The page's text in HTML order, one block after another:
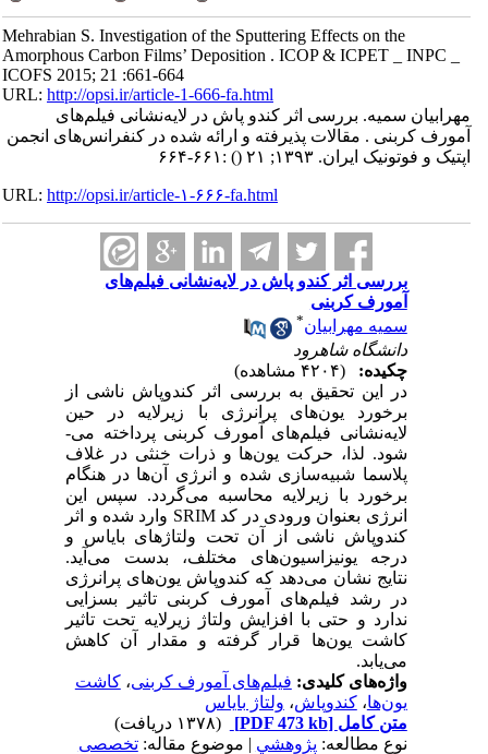
Mehrabian S. Investigation of the Sputtering Effects on the
Amorphous Carbon Films’ Deposition . ICOP & ICPET _ INPC _
ICOFS 2015; 21 :661-664
URL:http://opsi.ir/article-1-666-fa.html
مهرابیان سمیه. بررسی اثر کندو پاش در لایه‌نشانی فیلم‌های
آمورف کربنی . مقالات پذیرفته و ارائه شده در کنفرانس‌های انجمن
اپتیک و فوتونیک ایران. ۱۳۹۳; ۲۱
() :۶۶۱-۶۶۴
URL:http://opsi.ir/article-۱-۶۶۶-fa.html
بررسی اثر کندو پاش در لایه‌نشانی فیلم‌های
آمورف کربنی
سمیه مهرابیان *
دانشگاه شاهرود
چکیده:
در این تحقیق به بررسی اثر کندوپاش ناشی از
برخورد یون‌های پرانرژی با زیرلایه در حین
لایه‌نشانی فیلم‌های آمورف کربنی پرداخته می-
شود. لذا، حرکت یون‌ها و ذرات خنثی در غلاف
پلاسما شبیه‌سازی شده و انرژی آن‌ها در هنگام
برخورد با زیرلایه محاسبه می‌گردد. سپس این
انرژی بعنوان ورودی در کد SRIM وارد شده و اثر
کندوپاش ناشی از آن تحت ولتاژهای بایاس و
درجه یونیزاسیون‌های مختلف، بدست می‌آید.
نتایج نشان می‌دهد که کندوپاش یون‌های پرانرژی
در رشد فیلم‌های آمورف کربنی تاثیر بسزایی
ندارد و حتی با افزایش ولتاژ زیرلایه تحت تاثیر
کاشت یون‌ها قرار گرفته و مقدار آن کاهش
می‌یابد.
واژه‌های کلیدی:فیلم‌های آمورف کربنی،کاشت
یون‌ها،کندوپاش،ولتاژ بایاس
متن کامل[PDF 473 kb]
نوع مطالعه:پژوهشي| موضوع مقاله:تخصصی